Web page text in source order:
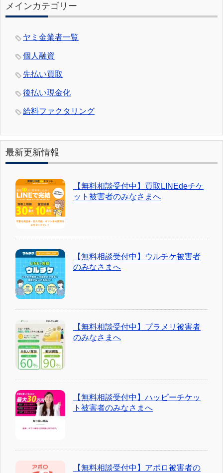
メインカテゴリー
ヤミ金業者一覧
個人融資
先払い買取
後払い現金化
給料ファクタリング
最新更新情報
【無料相談受付中】買取LINEdeチケ
ット被害者のみなさまへ
【無料相談受付中】ウルチケ被害者
のみなさまへ
【無料相談受付中】プラメリ被害者
のみなさまへ
【無料相談受付中】ハッピーチケッ
ト被害者のみなさまへ
【無料相談受付中】アポロ被害者の